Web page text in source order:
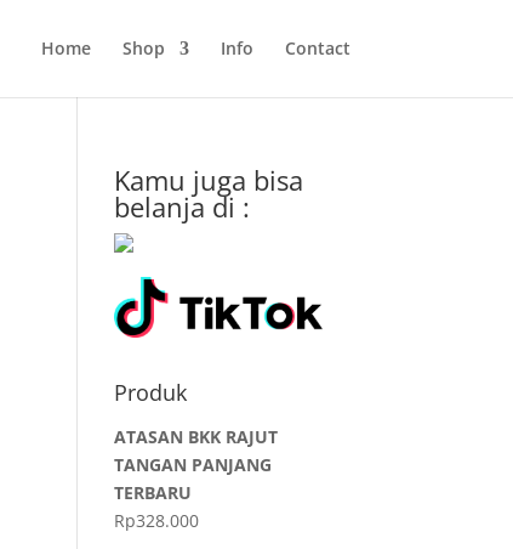
Home Shop Info Contact
Kamu juga bisa
belanja di :
Produk
ATASAN BKK RAJUT
TANGAN PANJANG
TERBARU
Rp328.000